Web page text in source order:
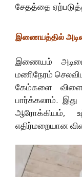
சேதத்தை
இணையத்தில்
இணையம்
மணிநேரம்
கேம்களை
பார்க்கலாம்.
ஆரோக்கியம்,
எதிர்மறையான